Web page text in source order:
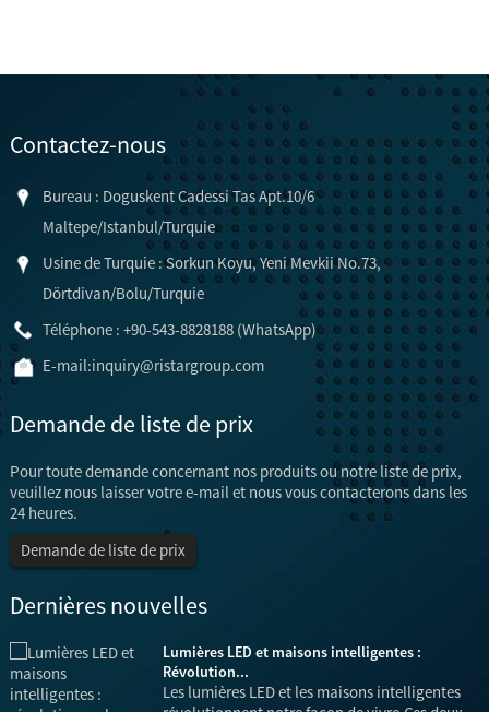
Contactez-nous
Bureau : Doguskent Cadessi Tas Apt.10/6
Maltepe/Istanbul/Turquie
Usine de Turquie : Sorkun Koyu, Yeni Mevkii No.73,
Dörtdivan/Bolu/Turquie
Téléphone : +90-543-8828188 (WhatsApp)
E-mail:inquiry@ristargroup.com
Demande de liste de prix
Pour toute demande concernant nos produits ou notre liste de prix,
veuillez nous laisser votre e-mail et nous vous contacterons dans les
24 heures.
Demande de liste de prix
Dernières nouvelles
Lumières LED et maisons intelligentes :
Révolution...
Les lumières LED et les maisons intelligentes